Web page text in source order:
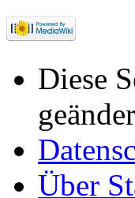
Diese
Über